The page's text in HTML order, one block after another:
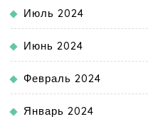
Июль 2024
Июнь 2024
Февраль 2024
Январь 2024